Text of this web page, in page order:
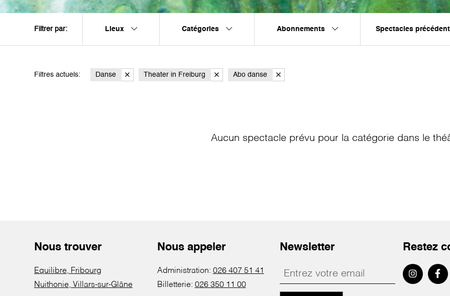
Filtrer par: Lieux Catégories Abonnements Spectacles
Filtres actuels: Danse Theater in Freiburg Abo danse
Aucun spectacle prévu pour la catégorie dans le
Nous trouver
Equilibre, Fribourg
Nuithonie, Villars-sur-Glâne
Nous appeler
Administration: 026 407 51 41
Billetterie: 026 350 11 00
Newsletter Restez